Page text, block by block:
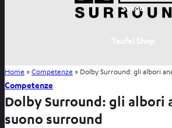
Svago
Home »Competenze » Dolby Surround: gli albori
Competenze
Dolby Surround: gli albori
suono surround